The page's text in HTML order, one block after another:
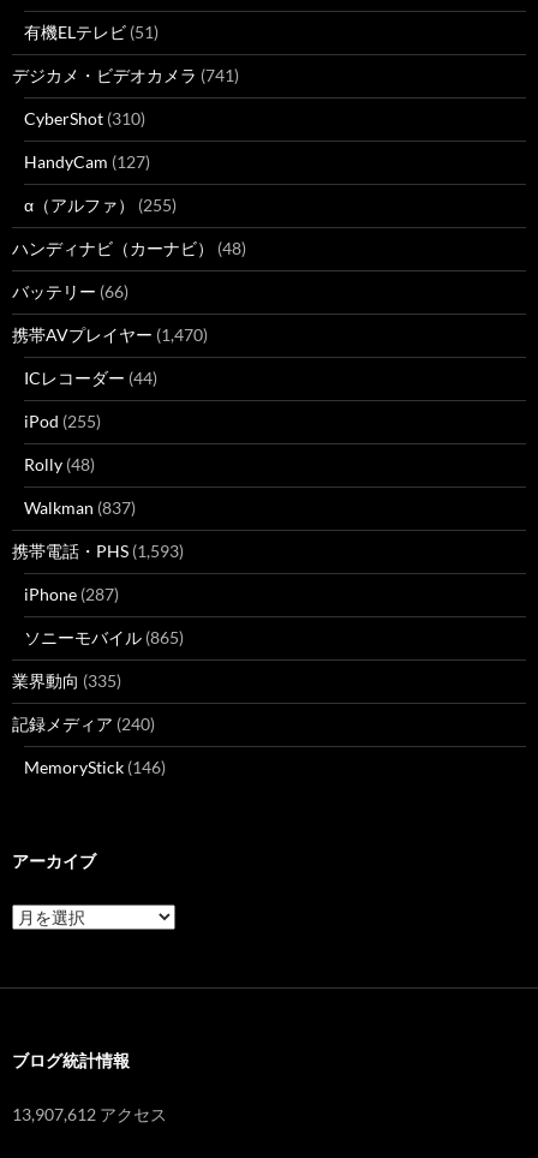
有機ELテレビ (51)
デジカメ・ビデオカメラ (741)
CyberShot (310)
HandyCam (127)
α（アルファ） (255)
ハンディナビ（カーナビ） (48)
バッテリー (66)
携帯AVプレイヤー (1,470)
ICレコーダー (44)
iPod (255)
Rolly (48)
Walkman (837)
携帯電話・PHS (1,593)
iPhone (287)
ソニーモバイル (865)
業界動向 (335)
記録メディア (240)
MemoryStick (146)
アーカイブ
ア
ー
ブログ統計情報
13,907,612 アクセス